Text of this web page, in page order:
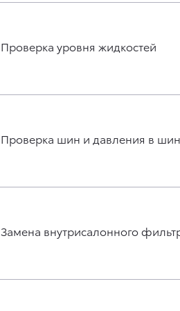
Проверка уровня жидкостей
Проверка шин и давления в
Замена внутрисалонного